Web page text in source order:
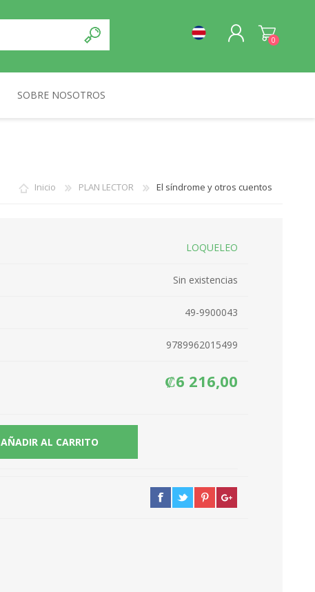
0
SOBRE NOSOTROS
Inicio PLAN LECTOR El síndrome y otros cuentos
LOQUELEO
Sin existencias
49-9900043
9789962015499
₡6 216,00
AÑADIR AL CARRITO